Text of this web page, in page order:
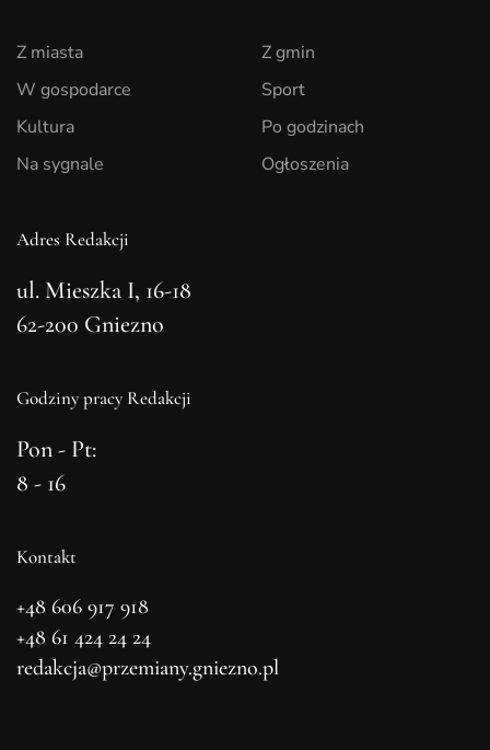
Z miasta
W gospodarce
Kultura
Na sygnale
Z gmin
Sport
Po godzinach
Ogłoszenia
Adres Redakcji
ul. Mieszka I, 16-18
62-200 Gniezno
Godziny pracy Redakcji
Pon - Pt:
8 - 16
Kontakt
+48 606 917 918
+48 61 424 24 24
redakcja@przemiany.gniezno.pl